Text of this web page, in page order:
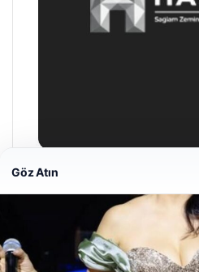
Göz Atın